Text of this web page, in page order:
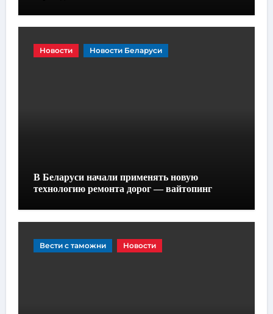
Новости Новости Беларуси
В Беларуси начали применять новую
технологию ремонта дорог — вайтопинг
Вести с таможни Новости